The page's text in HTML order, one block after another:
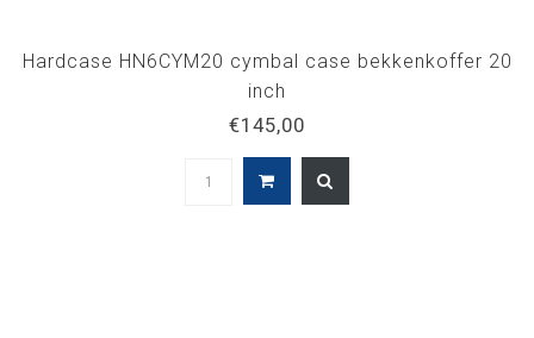
Hardcase HN6CYM20 cymbal case bekkenkoffer 20
inch
€145,00